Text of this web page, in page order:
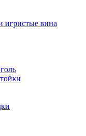
игристые вина